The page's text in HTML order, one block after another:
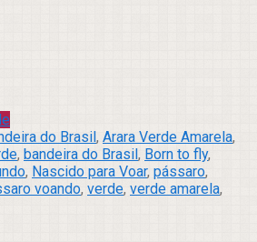
do Brasil, Arara Verde Amarela,
, bandeira do Brasil, Born to fly,
, Nascido para Voar, pássaro,
voando, verde, verde amarela,